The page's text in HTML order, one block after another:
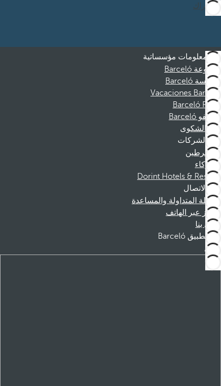
الاشتراك
معلومات مؤسساتية
مجموعة Barceló
مؤسسة Barceló
Vacaciones Barceló
Barceló Films
موظفو Barceló
قناة الشكوى
الشركات
المنخرطين
الشركاء
Dorint Hotels & Resorts
الاتصال
الأسئلة المتداولة والمساعدة
الحجز عبر الهاتف
اتصل بنا
تطبيق Barceló
تنزيل